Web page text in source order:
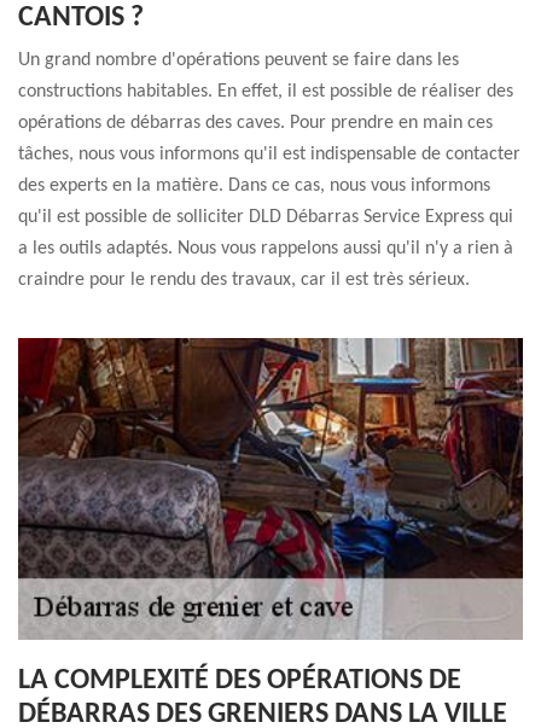
CANTOIS ?
Un grand nombre d'opérations peuvent se faire dans les
constructions habitables. En effet, il est possible de réaliser des
opérations de débarras des caves. Pour prendre en main ces
tâches, nous vous informons qu'il est indispensable de contacter
des experts en la matière. Dans ce cas, nous vous informons
qu'il est possible de solliciter DLD Débarras Service Express qui
a les outils adaptés. Nous vous rappelons aussi qu'il n'y a rien à
craindre pour le rendu des travaux, car il est très sérieux.
LA COMPLEXITÉ DES OPÉRATIONS DE
DÉBARRAS DES GRENIERS DANS LA VILLE